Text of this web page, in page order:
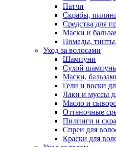
Патчи
Скрабы,
Средства для
Маски и
Помады, тинты,
Уход за волосами
Шампуни
Сухой шампунь
Маски,
Гели и воски
Лаки и муссы
Масло и
Оттеночные
Пилинги и
Спреи для
Краски для